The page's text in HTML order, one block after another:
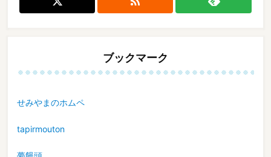
ブックマーク
せみやまのホムペ
tapirmouton